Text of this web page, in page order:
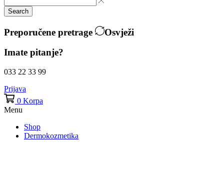
Search
Preporučene pretrage
Osvježi
Imate pitanje?
033 22 33 99
Prijava
0 Korpa
Menu
Shop
Dermokozmetika